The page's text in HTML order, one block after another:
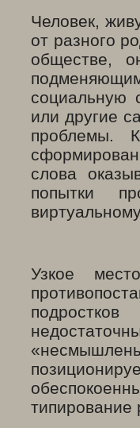
Человек,
от разного
обществе,
социальную
или другие
проблемы.
слова
попытки
Узкое
типирование